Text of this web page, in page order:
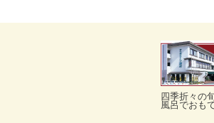
四季折々の
風呂でおも